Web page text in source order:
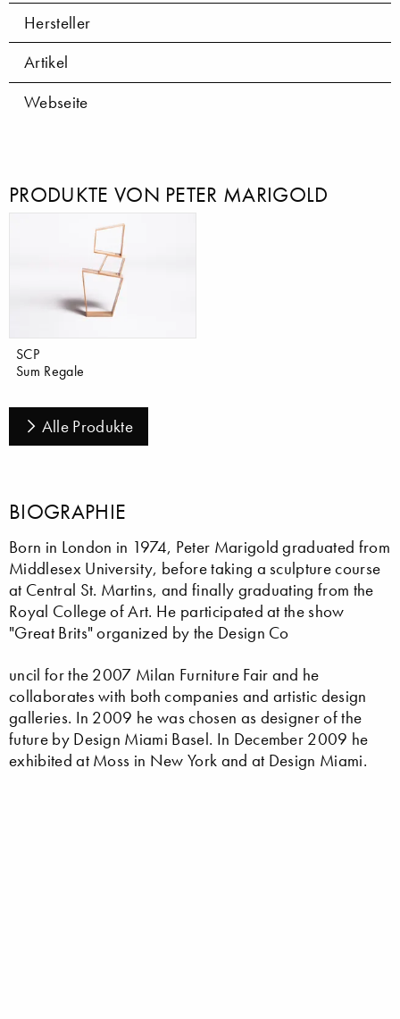
Hersteller
Artikel
Webseite
PRODUKTE VON PETER MARIGOLD
SCP
Sum Regale
Alle Produkte
BIOGRAPHIE
Born in London in 1974, Peter Marigold graduated from
Middlesex University, before taking a sculpture course
at Central St. Martins, and finally graduating from the
Royal College of Art. He participated at the show
"Great Brits" organized by the Design Co
uncil for the 2007 Milan Furniture Fair and he
collaborates with both companies and artistic design
galleries. In 2009 he was chosen as designer of the
future by Design Miami Basel. In December 2009 he
exhibited at Moss in New York and at Design Miami.